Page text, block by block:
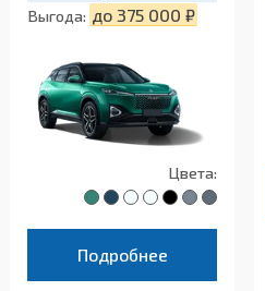
Выгода: до 375 000 ₽
Цвета:
Подробнее